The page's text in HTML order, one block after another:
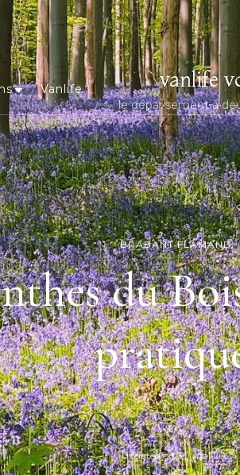
Vanlife vanlife
le dépaysement à
BRABANT FLAMAND
du
Updated on30 mai 2024